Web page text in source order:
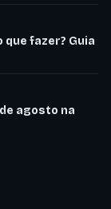
que fazer? Guia
agosto na